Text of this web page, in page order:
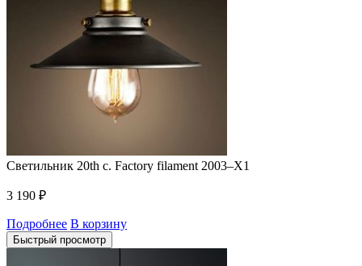
Светильник 20th c. Factory filament 2003–X1
3 190 ₽
Подробнее В корзину
Быстрый просмотр